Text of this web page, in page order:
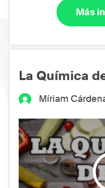
Más
La Química
Míriam